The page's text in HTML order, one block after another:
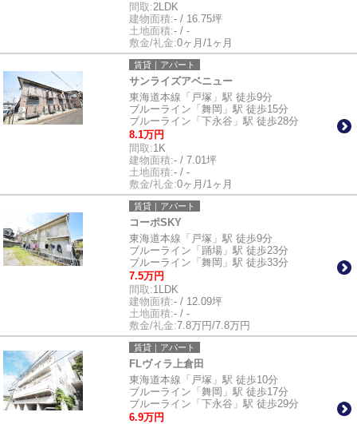
間取:2LDK
建物面積:- / 16.75坪
土地面積:- / -
敷金/礼金:0ヶ月/1ヶ月
賃貸｜アパート
サンライズアベニュー
東海道本線「戸塚」駅 徒歩9分
ブルーライン「舞岡」駅 徒歩15分
ブルーライン「下永谷」駅 徒歩28分
8.1万円
間取:1K
建物面積:- / 7.01坪
土地面積:- / -
敷金/礼金:0ヶ月/1ヶ月
賃貸｜アパート
コーポSKY
東海道本線「戸塚」駅 徒歩9分
ブルーライン「踊場」駅 徒歩23分
ブルーライン「舞岡」駅 徒歩33分
7.5万円
間取:1LDK
建物面積:- / 12.09坪
土地面積:- / -
敷金/礼金:7.8万円/7.8万円
賃貸｜アパート
FLヴィラ上倉田
東海道本線「戸塚」駅 徒歩10分
ブルーライン「舞岡」駅 徒歩17分
ブルーライン「下永谷」駅 徒歩29分
6.9万円